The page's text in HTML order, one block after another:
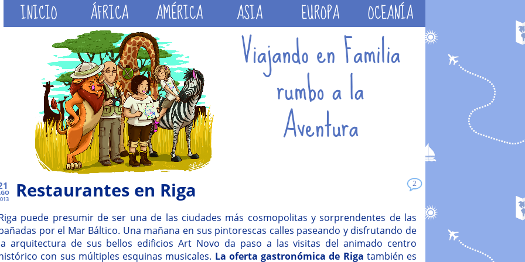
INICIO ÁFRICA AMÉRICA ASIA EUROPA OCEANÍA
2
Restaurantes en Riga
puede presumir de ser una de las ciudades más cosmopolitas y sorprendentes de las
por el Mar Báltico. Una mañana en sus pintorescas calles paseando y disfrutando de
arquitectura de sus bellos edificios Art Novo da paso a las visitas del animado centro
con sus múltiples esquinas musicales. La oferta gastronómica de Riga también es